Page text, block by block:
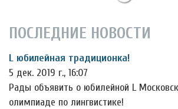
ПОСЛЕДНИЕ НОВОСТИ
L юбилейная традиционка!
5 дек. 2019 г., 16:07
Рады объявить о юбилейной L
олимпиаде по лингвистике!